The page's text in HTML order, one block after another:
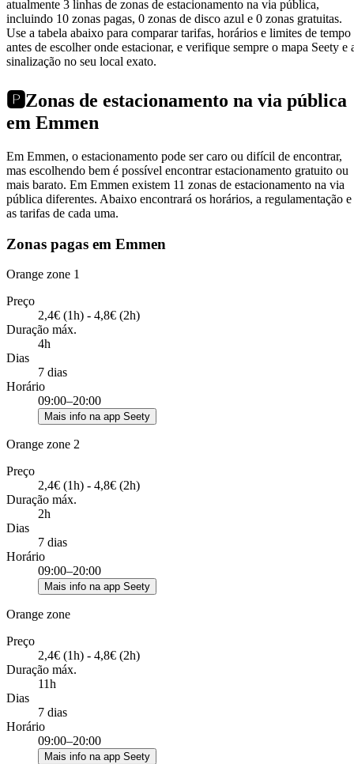
atualmente 3 linhas de zonas de estacionamento na via pública,
incluindo 10 zonas pagas, 0 zonas de disco azul e 0 zonas gratuitas.
Use a tabela abaixo para comparar tarifas, horários e limites de tempo
antes de escolher onde estacionar, e verifique sempre o mapa Seety e
sinalização no seu local exato.
🅿️Zonas de estacionamento na via pública
em Emmen
Em Emmen, o estacionamento pode ser caro ou difícil de encontrar,
mas escolhendo bem é possível encontrar estacionamento gratuito ou
mais barato. Em Emmen existem 11 zonas de estacionamento na via
pública diferentes. Abaixo encontrará os horários, a regulamentação e
as tarifas de cada uma.
Zonas pagas em Emmen
Orange zone 1
Preço
2,4€ (1h) - 4,8€ (2h)
Duração máx.
4h
Dias
7 dias
Horário
09:00–20:00
Mais info na app Seety
Orange zone 2
Preço
2,4€ (1h) - 4,8€ (2h)
Duração máx.
2h
Dias
7 dias
Horário
09:00–20:00
Mais info na app Seety
Orange zone
Preço
2,4€ (1h) - 4,8€ (2h)
Duração máx.
11h
Dias
7 dias
Horário
09:00–20:00
Mais info na app Seety